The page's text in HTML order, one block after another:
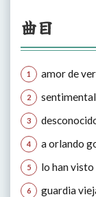
曲目
amor de
a orlando
lo han
guardia